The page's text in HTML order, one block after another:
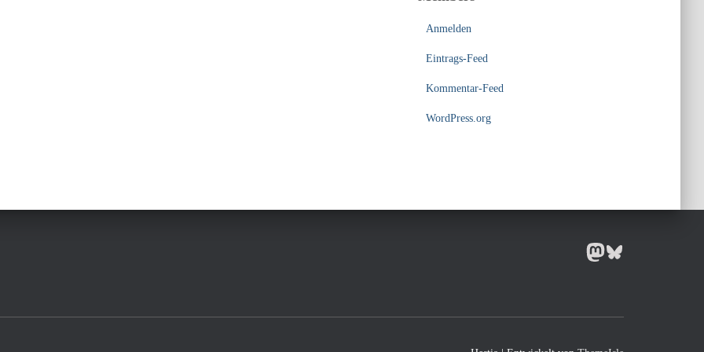
Anmelden
Eintrags-Feed
Kommentar-Feed
WordPress.org
MASTODON